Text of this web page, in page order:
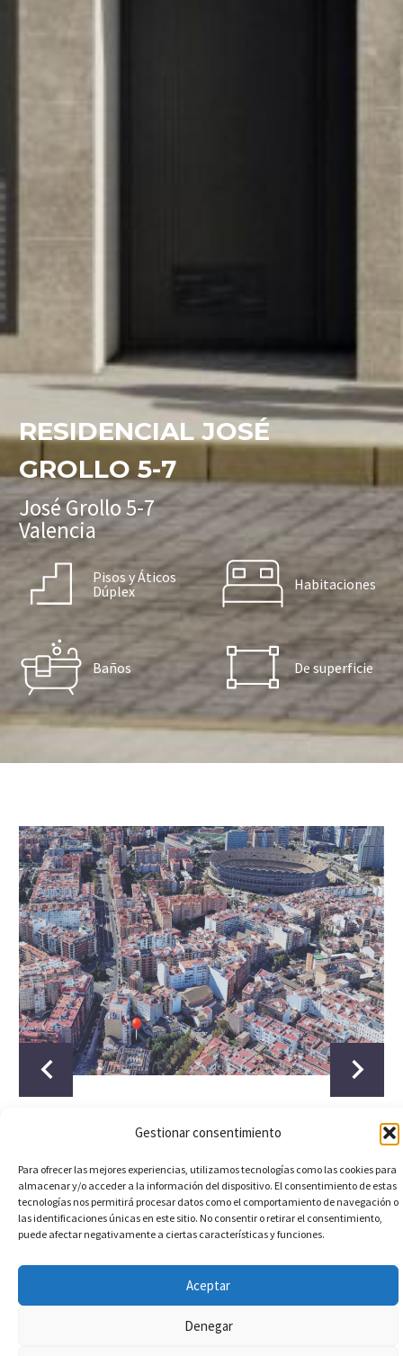
Gestionar consentimiento
Para ofrecer las mejores experiencias, utilizamos tecnologías como las cookies para
almacenar y/o acceder a la información del dispositivo. El consentimiento de estas
tecnologías nos permitirá procesar datos como el comportamiento de navegación o
las identificaciones únicas en este sitio. No consentir o retirar el consentimiento,
puede afectar negativamente a ciertas características y funciones.
Aceptar
Denegar
RESIDENCIAL JOSÉ
GROLLO 5-7
José Grollo 5-7
Valencia
Pisos y Áticos
Dúplex
Habitaciones
Baños De superficie